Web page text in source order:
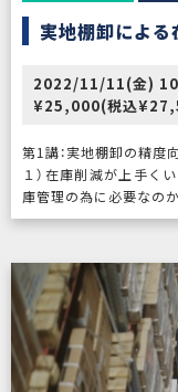
実地棚卸による
2022/11/11(金)
¥25,000(税込
第1講：実地棚卸の精度
１）在庫削減が上手く
庫管理の為に必要なの